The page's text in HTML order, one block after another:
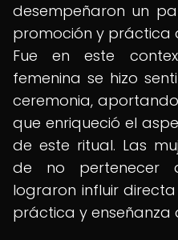
desempeñaron un
promoción y práctica
Fue en este
femenina se hizo
ceremonia,
que enriqueció el
de este ritual. Las
de no pertenecer
lograron influir
práctica y enseñanza